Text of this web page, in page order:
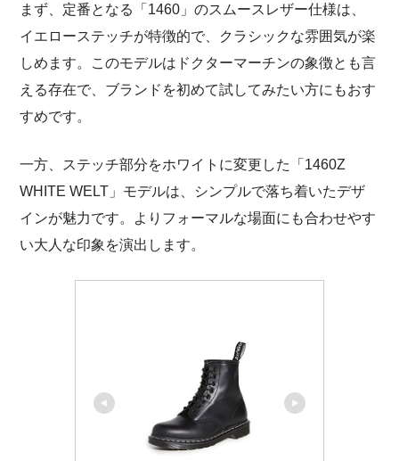
まず、定番となる「1460」のスムースレザー仕様は、
イエローステッチが特徴的で、クラシックな雰囲気が楽
しめます。このモデルはドクターマーチンの象徴とも言
える存在で、ブランドを初めて試してみたい方にもおす
すめです。
一方、ステッチ部分をホワイトに変更した「1460Z
WHITE WELT」モデルは、シンプルで落ち着いたデザ
インが魅力です。よりフォーマルな場面にも合わせやす
い大人な印象を演出します。